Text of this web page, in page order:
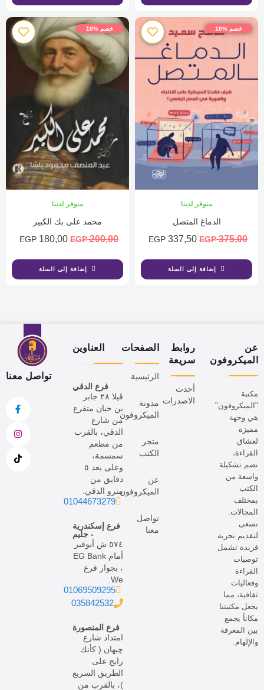
خصم %10
متوفر لدينا
الدماغ المتصل
375,00
EGP
337,50
EGP
إضافة إلى السلة
خصم %10
متوفر لدينا
محمد على بك الكبير
200,00
EGP
180,00
EGP
إضافة إلى السلة
عن
الميكروفون
مكتبة
"الميكروفون"
هي وجهة
مميزة
لعشاق
القراءة،
تضم تشكيلة
واسعة من
الكتب
بمختلف
المجالات.
نسعى
لتقديم تجربة
فريدة تشمل
توصيات
القراءة
وفعاليات
ثقافية، مما
يجعل مكتبتنا
مكاناً يجمع
بين المعرفة
والإلهام.
روابط
سريعة
أحدث
الاصدرات
الصفحات
الرئيسية
مدونة
الميكروفون
متجر
الكتب
عن
الميكروفون
تواصل
معنا
العناوين
فرع الدقي
ڤيلا ٢٨ جابر
بن حيان متفرع
من شارع
الدقي، بالقرب
من مطعم
سمسمة،
وعلى بعد ٥
دقايق من
مترو الدقي.
01044673279
فرع إسكندرية
- جليم
٥٧٤ ش أبوقير
أمام EG Bank
، بجوار فرع
We.
01069509295
035842532
فرع المنصورة
امتداد شارع
چيهان ( كأنك
رايح على
الطريق السريع
)، بالقرب من
تواصل معنا